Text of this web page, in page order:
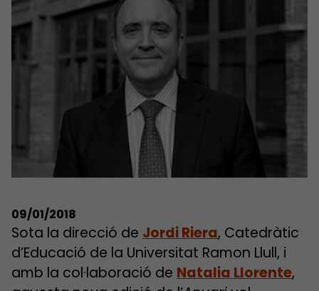
09/01/2018
Sota la direcció de Jordi Riera, Catedràtic
d’Educació de la Universitat Ramon Llull, i
amb la col·laboració de Natalia Llorente,